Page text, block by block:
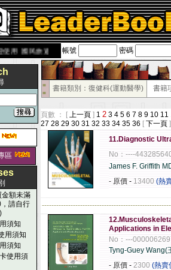
旅遊卡！！ 帳號 密碼
區
額未滿
請自行
須知
用須知
須知
使用須
■
■
書籍類別：復健科(運動醫學) 書籍
頁數 ： [ 上一頁 ] 1 2 3 4 5 6 7 8 9 10 11
27 28 29 30 31 32 33 34 35 36 [ 下一頁 ]
11.Diagnostic
No：----
James F. Griffith
- 原價 - 13400 (熱
Applications in
No：---
Tyng-Guey Wang(
- 原價 - 2300 (熱賣